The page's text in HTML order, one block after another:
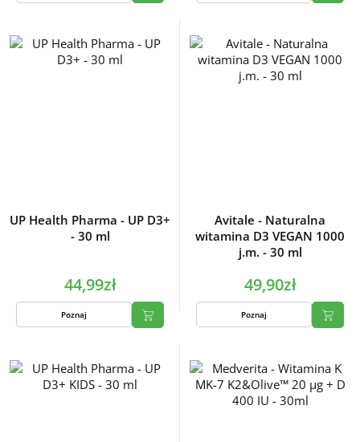
UP Health Pharma - UP D3+
- 30 ml
44,99zł
Poznaj
Avitale - Naturalna
witamina D3 VEGAN 1000
j.m. - 30 ml
49,90zł
Poznaj